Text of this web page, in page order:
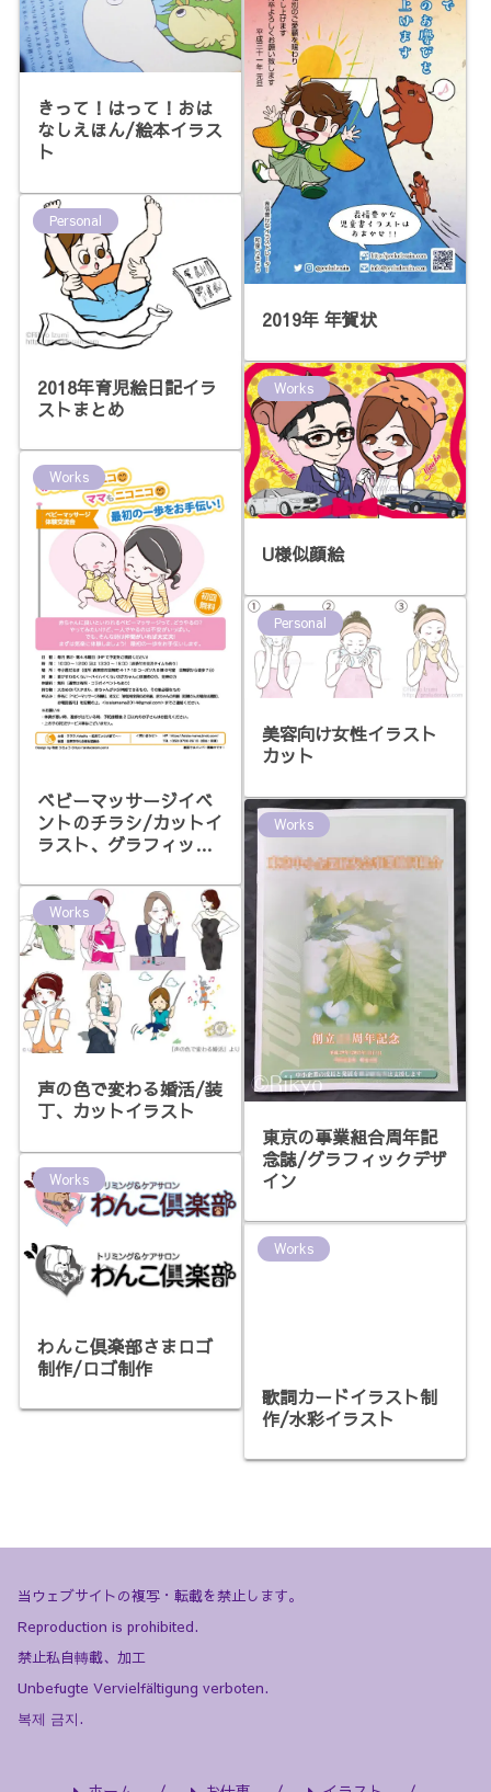
きって！はって！おは
なしえほん/絵本イラス
ト
2019年 年賀状
Personal
2018年育児絵日記イラ
ストまとめ
Works
U様似顔絵
Works
ベビーマッサージイベ
ントのチラシ/カットイ
ラスト、グラフィック
Personal
美容向け女性イラスト
カット
Works
東京の事業組合周年記
念誌/グラフィックデザ
イン
Works
声の色で変わる婚活/装
丁、カットイラスト
Works
わんこ倶楽部さまロゴ
制作/ロゴ制作
Works
当ウェブサイトの複写・転載を禁止します。
Reproduction is prohibited.
禁止私自轉載、加工
Unbefugte Vervielfältigung verboten.
복제 금지.